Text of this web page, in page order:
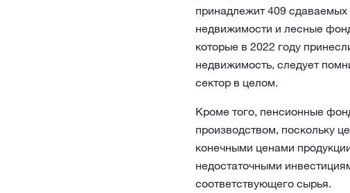
принадлежит 409
недвижимости и лесные
которые в 2022 году
недвижимость, следует
сектор в целом.
Кроме того, пенсионные
производством, поскольку
конечными ценами
недостаточными
соответствующего сырья.